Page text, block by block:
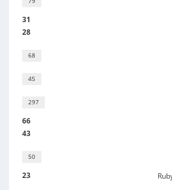
31
28
68
45
297
66
43
50
23